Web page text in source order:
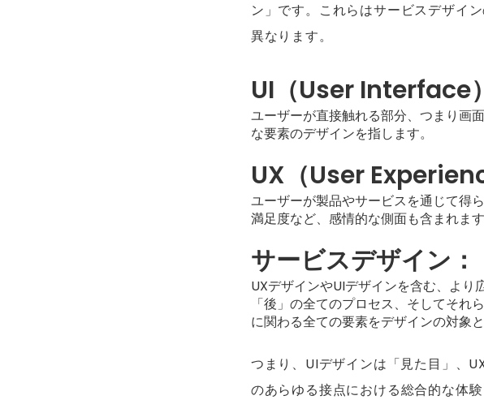
ン」です。これらはサービスデザイ
異なります。
UI（User Interface
ユーザーが直接触れる部分、つまり画
な要素のデザインを指します。
UX（User
ユーザーが製品やサービスを通じて得
満足度など、感情的な側面も含まれま
サービスデザイン：
UXデザインやUIデザインを含む、より
「後」の全てのプロセス、そしてそ
に関わる全ての要素をデザインの対象と
つまり、UIデザインは「見た目」、
のあらゆる接点における総合的な体